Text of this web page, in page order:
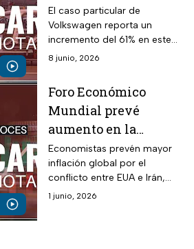
México”, señala
Carlos Mota
El caso particular de
Volkswagen reporta un
incremento del 61% en este
2026.
8 junio, 2026
Foro Económico
Mundial prevé
aumento en la
inflación mundial;
Banxico difiere para
México: Opina Carlos
Mota
Economistas prevén mayor
inflación global por el
conflicto entre EUA e Irán,
mientras Banxico mantiene
1 junio, 2026